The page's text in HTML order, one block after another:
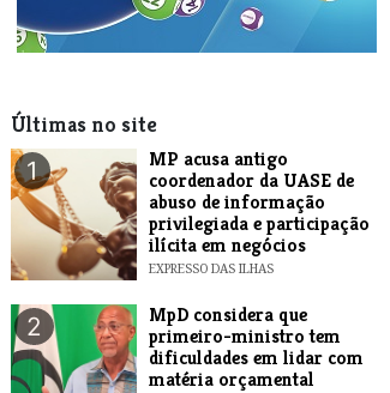
Últimas no site
1
MP acusa antigo
coordenador da UASE de
abuso de informação
privilegiada e participação
ilícita em negócios
EXPRESSO DAS ILHAS
2
MpD considera que
primeiro-ministro tem
dificuldades em lidar com
matéria orçamental